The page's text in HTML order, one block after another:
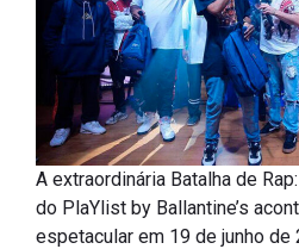
A extraordinária Batalha de
do PlaYlist by Ballantine’s
espetacular em 19 de junho de